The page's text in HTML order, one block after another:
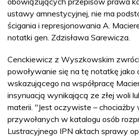
ustawy amnestycyjnej, nie ma
ścigania i represjonowania A.
notatki gen. Zdzisława Sarewicza.
Cenckiewicz z Wyszkowskim
powoływanie się na tę notatkę jako
wskazującego na współpracę
insynuacją wynikającą ze złej woli
materii. "Jest oczywiste – chociażby
przywołanych w katalogu osób
Lustracyjnego IPN aktach sprawy